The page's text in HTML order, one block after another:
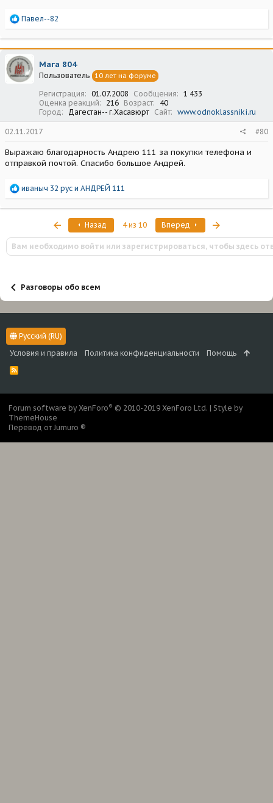
Р
а
к
ц
и
и
Павел--82
Мага 804
Пользователь 10 лет на форуме
Регистрация 01.07.2008 Сообщения
1 433
Оценка реакций
216 Возраст
40
Город
Дагестан-- г.Хасавюрт Сайт www.odnoklassniki.ru
02.11.2017 #80
Выражаю благодарность Андрею 111 за покупки телефона и
отправкой почтой. Спасибо большое Андрей.
Р
а
и
и
:
иваныч 32 рус и АНДРЕЙ 111
ПервыйНазад 4 из 10 Вперед
Вам необходимо войти или зарегистрироваться, чтобы здесь
Разговоры обо всем
Русский (RU)
Условия и правила
Политика конфиденциальности Помощь
R
Forum software by XenForo® © 2010-2019 XenForo Ltd. | Style by
ThemeHouse
Перевод от Jumuro ®